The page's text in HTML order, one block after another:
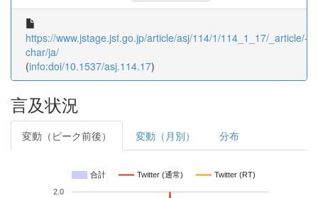
https://www.jstage.jst.go.jp/article/asj/114/1/114_1_17/_article/-
char/ja/
(info:doi/10.1537/asj.114.17)
言及状況
変動（ピーク前後） 変動（月別） 分布
合計 Twitter (通常) Twitter (RT)
2.0